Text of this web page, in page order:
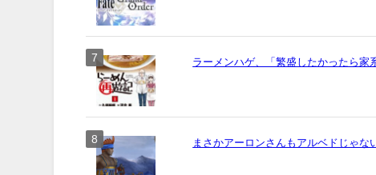
ラーメンハゲ、「繁盛したかったら家
まさかアーロンさんもアルベドじゃ